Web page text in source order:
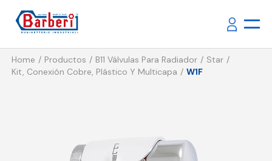
Home Productos B11 Válvulas Para Radiador
Star
Kit, Conexión Cobre, Plástico Y Multicapa
W1F